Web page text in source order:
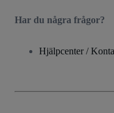
Har du några frågor?
Hjälpcenter /